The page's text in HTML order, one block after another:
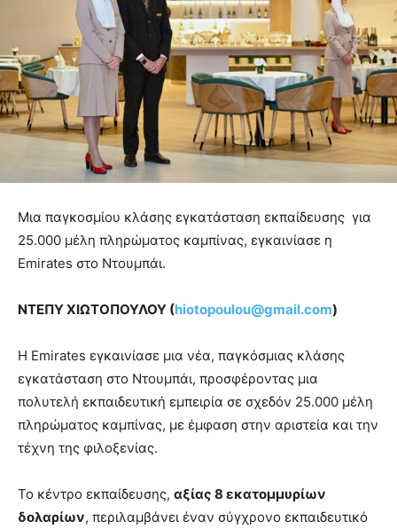
Μια παγκοσμίου κλάσης εγκατάσταση εκπαίδευσης για
25.000 μέλη πληρώματος καμπίνας, εγκαινίασε η
Emirates στο Ντουμπάι.
ΝΤΕΠΥ ΧΙΩΤΟΠΟΥΛΟΥ (hiotopoulou@gmail.com)
Η Emirates εγκαινίασε μια νέα, παγκόσμιας κλάσης
εγκατάσταση στο Ντουμπάι, προσφέροντας μια
πολυτελή εκπαιδευτική εμπειρία σε σχεδόν 25.000 μέλη
πληρώματος καμπίνας, με έμφαση στην αριστεία και την
τέχνη της φιλοξενίας.
Το κέντρο εκπαίδευσης, αξίας 8 εκατομμυρίων
δολαρίων, περιλαμβάνει έναν σύγχρονο εκπαιδευτικό